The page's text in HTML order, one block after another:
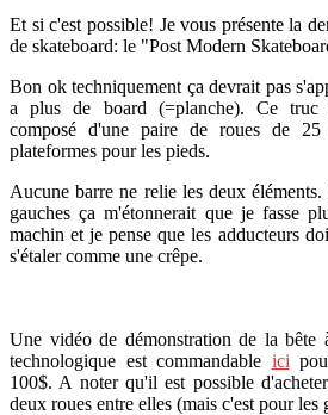
Et si c'est possible! Je vous présente la
de skateboard: le "Post Modern
Bon ok techniquement ça devrait pas
a plus de board (=planche). Ce truc
composé d'une paire de roues de 25
plateformes pour les pieds.
Aucune barre ne relie les deux
gauches ça m'étonnerait que je fasse
machin et je pense que les adducteurs
s'étaler comme une crêpe.
Une vidéo de démonstration de la bête
technologique est commandable ici
100$. A noter qu'il est possible
deux roues entre elles (mais c'est pour les